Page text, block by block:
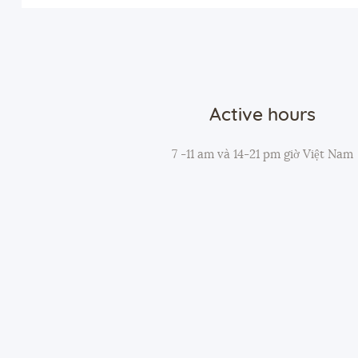
Active hours
7 -11 am và 14-21 pm giờ Việt Nam